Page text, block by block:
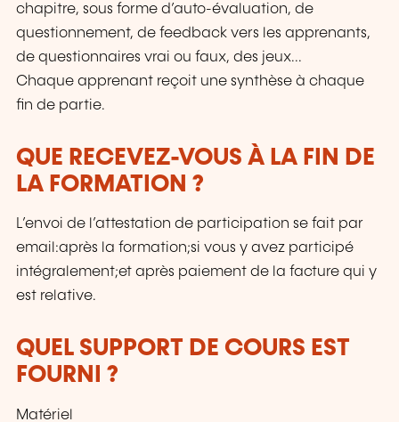
chapitre, sous forme d’auto-évaluation, de
questionnement, de feedback vers les apprenants,
de questionnaires vrai ou faux, des jeux...
Chaque apprenant reçoit une synthèse à chaque
fin de partie.
QUE RECEVEZ-VOUS À LA FIN DE
LA FORMATION ?
L’envoi de l’attestation de participation se fait par
email:après la formation;si vous y avez participé
intégralement;et après paiement de la facture qui y
est relative.
QUEL SUPPORT DE COURS EST
FOURNI ?
Matériel